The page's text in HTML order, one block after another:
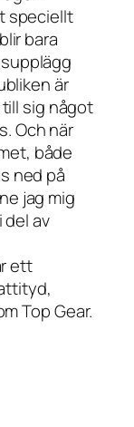
speciellt
bara
är
sig något
Och när
både
ned på
jag mig
av
ett
Top Gear.